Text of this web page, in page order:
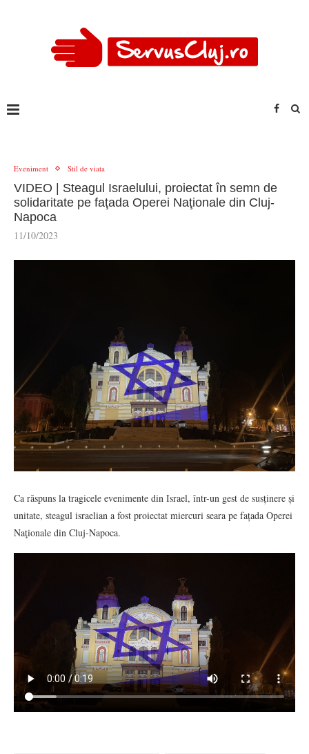
Eveniment Stil de viata
VIDEO | Steagul Israelului, proiectat în semn de
solidaritate pe faţada Operei Naţionale din Cluj-
Napoca
11/10/2023
Ca răspuns la tragicele evenimente din Israel, într-un gest de susținere și
unitate, steagul israelian a fost proiectat miercuri seara pe fațada Operei
Naţionale din Cluj-Napoca.